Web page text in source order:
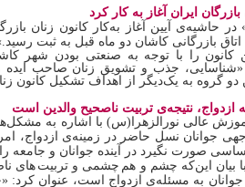
ایران آغاز به کار کرد
حاشیه‌ی آیین آغاز به‌کار کانون زنان
بازرگانی کاشان دو ماه قبل به ثبت
کانون را با توجه به صنعتی بودن شهر
جذب و تشویق زنان صاحب ایده
دو گروه به یک‌دیگر از اهداف تشکیل کانون
ازدواج، نتیجه‌ی تربیت ناصحیح والدین است
عالی نورالزهرا(س) با اشاره به
جوانان نسل حاضر در زمینه‌ی ازدواج،
صورت نگیرد در آینده‌ جوانان و جامعه را
بیان این‌که چشم و هم چشمی و تربیت های
به مسئله‌ی ازدواج است، عنوان کرد: